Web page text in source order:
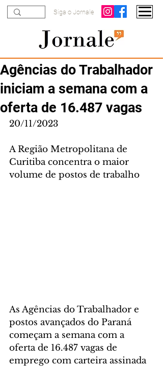
Siga o Jornale
Agências do Trabalhador
iniciam a semana com a
oferta de 16.487 vagas
20/11/2023
A Região Metropolitana de
Curitiba concentra o maior
volume de postos de trabalho
As Agências do Trabalhador e
postos avançados do Paraná
começam a semana com a
oferta de 16.487 vagas de
emprego com carteira assinada